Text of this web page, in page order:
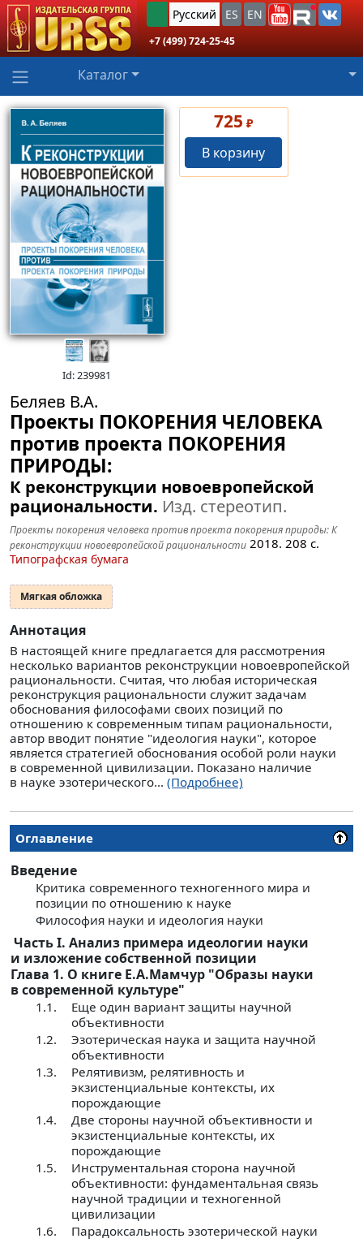
Русский ES EN
+7 (499) 724-25-45
Каталог
Id: 239981
725 ₽
В корзину
Беляев В.А.
Проекты ПОКОРЕНИЯ ЧЕЛОВЕКА
против проекта ПОКОРЕНИЯ
ПРИРОДЫ:
К реконструкции новоевропейской
рациональности. Изд. стереотип.
Проекты покорения человека против проекта покорения природы: К
реконструкции новоевропейской рациональности 2018. 208 с.
Типографская бумага
Мягкая обложка
Аннотация
В настоящей книге предлагается для рассмотрения
несколько вариантов реконструкции новоевропейской
рациональности. Считая, что любая историческая
реконструкция рациональности служит задачам
обоснования философами своих позиций по
отношению к современным типам рациональности,
автор вводит понятие "идеология науки", которое
является стратегией обоснования особой роли науки
в современной цивилизации. Показано наличие
в науке эзотерического... (Подробнее)
Оглавление
Введение
Критика современного техногенного мира и
позиции по отношению к науке
Философия науки и идеология науки
Часть I. Анализ примера идеологии науки
и изложение собственной позиции
Глава 1. О книге Е.А.Мамчур "Образы науки
в современной культуре"
1.1.
Еще один вариант защиты научной
объективности
1.2.
Эзотерическая наука и защита научной
объективности
1.3.
Релятивизм, релятивность и
экзистенциальные контексты, их
порождающие
1.4.
Две стороны научной объективности и
экзистенциальные контексты, их
порождающие
1.5.
Инструментальная сторона научной
объективности: фундаментальная связь
научной традиции и техногенной
цивилизации
1.6.
Парадоксальность эзотерической науки